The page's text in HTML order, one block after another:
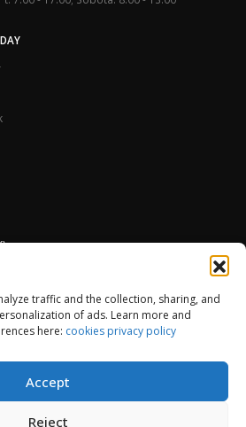
traffic and the collection, sharing, and
of ads. Learn more and
here: cookies privacy policy
Accept
Reject